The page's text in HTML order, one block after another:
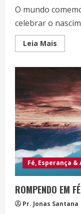
O mundo
celebrar o
Leia Mais
more
Fé, Esperança &
ROMPENDO EM FÉ
Pr. Jonas Santana